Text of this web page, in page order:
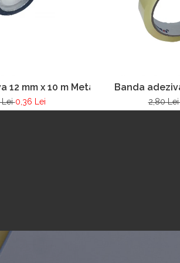
12 mm x 10 m Metalizata
Lei0,36 Lei
Banda
2,80